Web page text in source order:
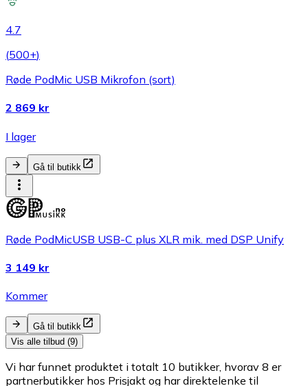
4.7
(500+)
Røde PodMic USB Mikrofon (sort)
2 869 kr
I lager
Gå til butikk
Røde PodMicUSB USB-C plus XLR mik. med DSP Unify
3 149 kr
Kommer
Gå til butikk
Vis alle tilbud (9)
Vi har funnet produktet i totalt 10 butikker, hvorav 8 er
partnerbutikker hos Prisjakt og har direktelenke til